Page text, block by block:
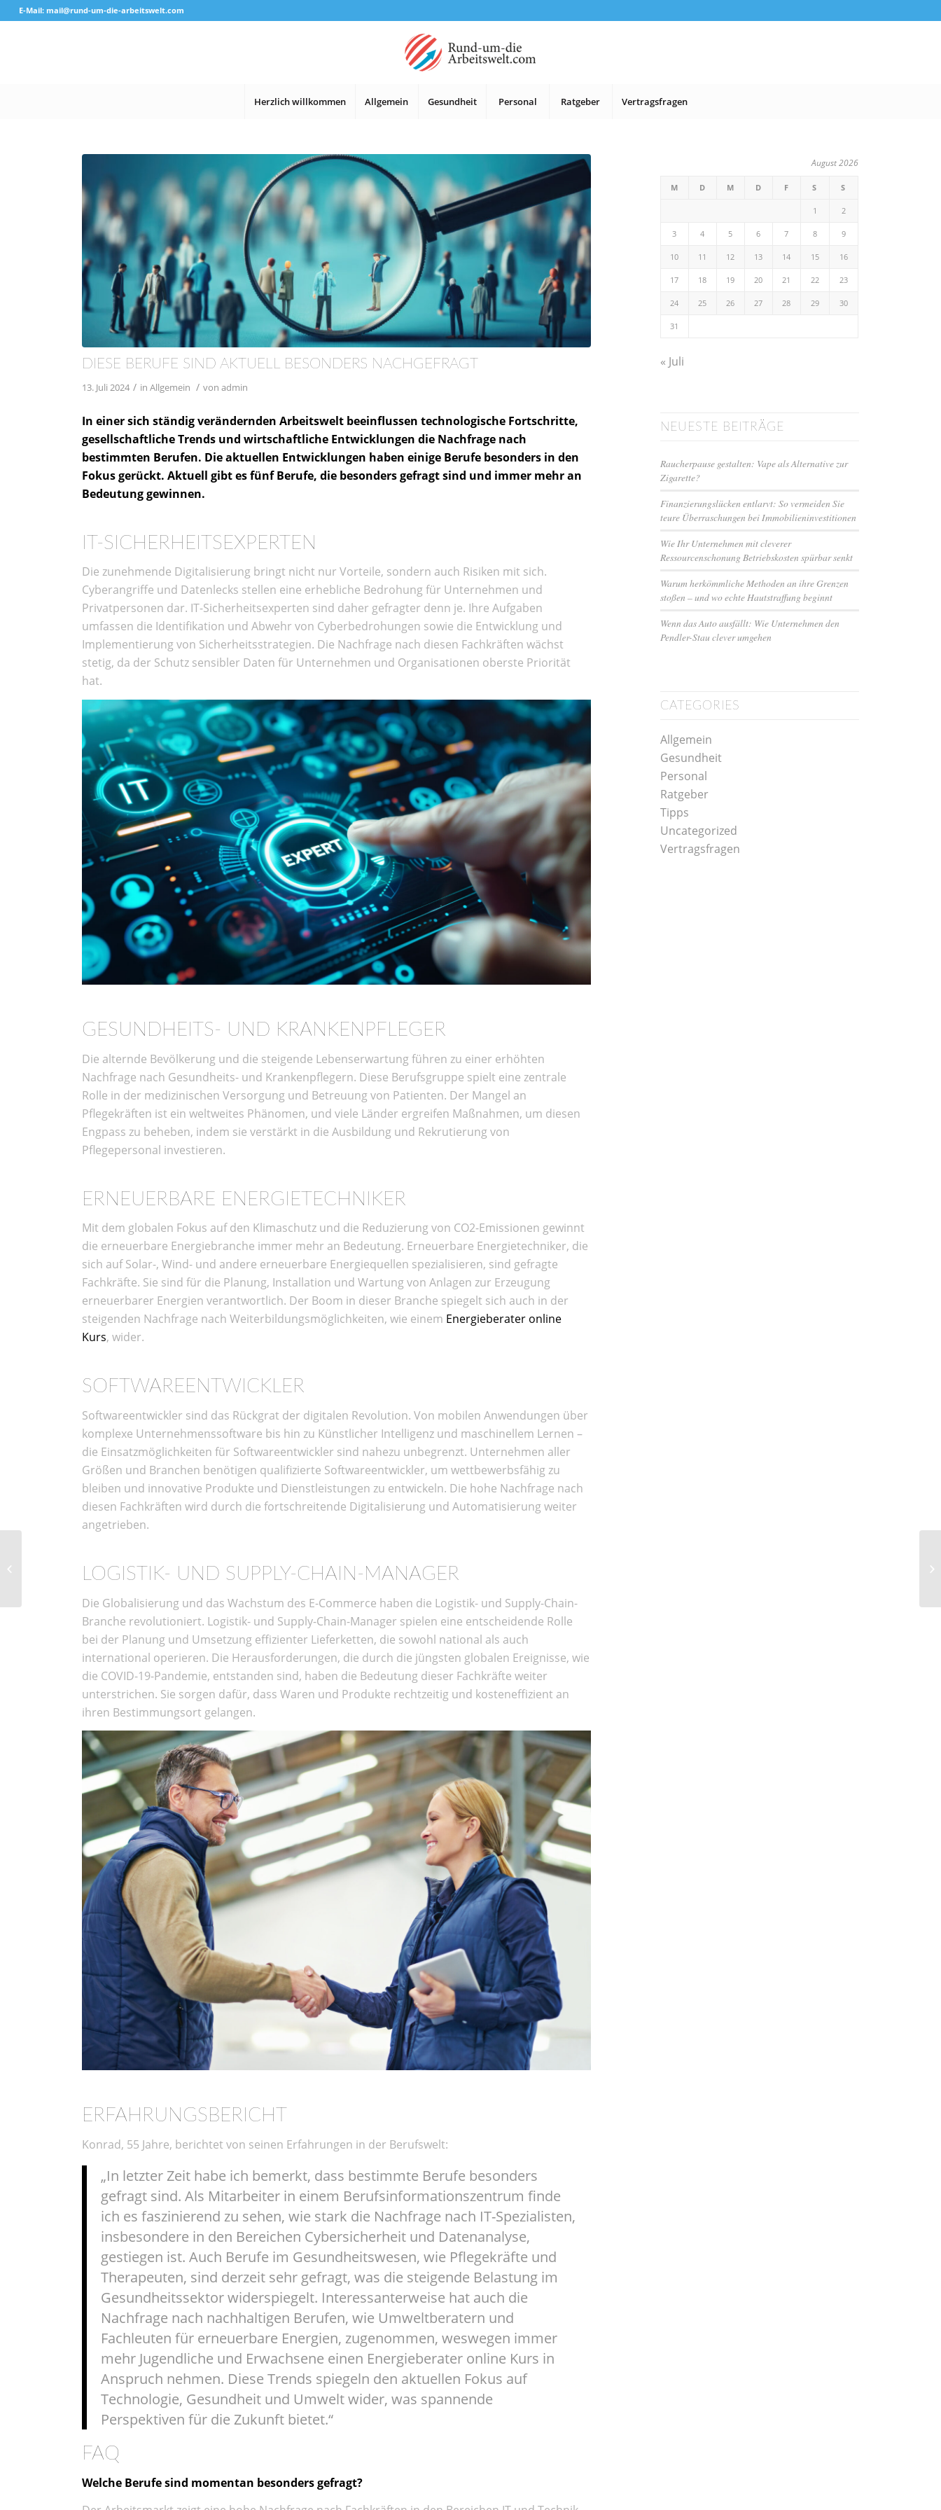
E-Mail: mail@rund-um-die-arbeitswelt.com
Herzlich willkommen Allgemein Gesundheit Personal Ratgeber Vertragsfragen
DIESE BERUFE SIND AKTUELL BESONDERS NACHGEFRAGT
13. Juli 2024 / inAllgemein / vonadmin
In einer sich ständig verändernden Arbeitswelt beeinflussen technologische Fortschritte,
gesellschaftliche Trends und wirtschaftliche Entwicklungen die Nachfrage nach
bestimmten Berufen. Die aktuellen Entwicklungen haben einige Berufe besonders in den
Fokus gerückt. Aktuell gibt es fünf Berufe, die besonders gefragt sind und immer mehr an
Bedeutung gewinnen.
IT-SICHERHEITSEXPERTEN
Die zunehmende Digitalisierung bringt nicht nur Vorteile, sondern auch Risiken mit sich.
Cyberangriffe und Datenlecks stellen eine erhebliche Bedrohung für Unternehmen und
Privatpersonen dar. IT-Sicherheitsexperten sind daher gefragter denn je. Ihre Aufgaben
umfassen die Identifikation und Abwehr von Cyberbedrohungen sowie die Entwicklung und
Implementierung von Sicherheitsstrategien. Die Nachfrage nach diesen Fachkräften wächst
stetig, da der Schutz sensibler Daten für Unternehmen und Organisationen oberste Priorität
hat.
GESUNDHEITS- UND KRANKENPFLEGER
Die alternde Bevölkerung und die steigende Lebenserwartung führen zu einer erhöhten
Nachfrage nach Gesundheits- und Krankenpflegern. Diese Berufsgruppe spielt eine zentrale
Rolle in der medizinischen Versorgung und Betreuung von Patienten. Der Mangel an
Pflegekräften ist ein weltweites Phänomen, und viele Länder ergreifen Maßnahmen, um diesen
Engpass zu beheben, indem sie verstärkt in die Ausbildung und Rekrutierung von
Pflegepersonal investieren.
ERNEUERBARE ENERGIETECHNIKER
Mit dem globalen Fokus auf den Klimaschutz und die Reduzierung von CO2-Emissionen gewinnt
die erneuerbare Energiebranche immer mehr an Bedeutung. Erneuerbare Energietechniker, die
sich auf Solar-, Wind- und andere erneuerbare Energiequellen spezialisieren, sind gefragte
Fachkräfte. Sie sind für die Planung, Installation und Wartung von Anlagen zur Erzeugung
erneuerbarer Energien verantwortlich. Der Boom in dieser Branche spiegelt sich auch in der
steigenden Nachfrage nach Weiterbildungsmöglichkeiten, wie einem Energieberater online
Kurs, wider.
SOFTWAREENTWICKLER
Softwareentwickler sind das Rückgrat der digitalen Revolution. Von mobilen Anwendungen über
komplexe Unternehmenssoftware bis hin zu Künstlicher Intelligenz und maschinellem Lernen –
die Einsatzmöglichkeiten für Softwareentwickler sind nahezu unbegrenzt. Unternehmen aller
Größen und Branchen benötigen qualifizierte Softwareentwickler, um wettbewerbsfähig zu
bleiben und innovative Produkte und Dienstleistungen zu entwickeln. Die hohe Nachfrage nach
diesen Fachkräften wird durch die fortschreitende Digitalisierung und Automatisierung weiter
angetrieben.
LOGISTIK- UND SUPPLY-CHAIN-MANAGER
Die Globalisierung und das Wachstum des E-Commerce haben die Logistik- und Supply-Chain-
Branche revolutioniert. Logistik- und Supply-Chain-Manager spielen eine entscheidende Rolle
bei der Planung und Umsetzung effizienter Lieferketten, die sowohl national als auch
international operieren. Die Herausforderungen, die durch die jüngsten globalen Ereignisse, wie
die COVID-19-Pandemie, entstanden sind, haben die Bedeutung dieser Fachkräfte weiter
unterstrichen. Sie sorgen dafür, dass Waren und Produkte rechtzeitig und kosteneffizient an
ihren Bestimmungsort gelangen.
ERFAHRUNGSBERICHT
Konrad, 55 Jahre, berichtet von seinen Erfahrungen in der Berufswelt:
„In letzter Zeit habe ich bemerkt, dass bestimmte Berufe besonders
gefragt sind. Als Mitarbeiter in einem Berufsinformationszentrum finde
ich es faszinierend zu sehen, wie stark die Nachfrage nach IT-Spezialisten,
insbesondere in den Bereichen Cybersicherheit und Datenanalyse,
gestiegen ist. Auch Berufe im Gesundheitswesen, wie Pflegekräfte und
Therapeuten, sind derzeit sehr gefragt, was die steigende Belastung im
Gesundheitssektor widerspiegelt. Interessanterweise hat auch die
Nachfrage nach nachhaltigen Berufen, wie Umweltberatern und
Fachleuten für erneuerbare Energien, zugenommen, weswegen immer
mehr Jugendliche und Erwachsene einen Energieberater online Kurs in
Anspruch nehmen. Diese Trends spiegeln den aktuellen Fokus auf
Technologie, Gesundheit und Umwelt wider, was spannende
Perspektiven für die Zukunft bietet.“
FAQ
Welche Berufe sind momentan besonders gefragt?
August 2026
M D M D F S S
1 2
3 4 5 6 7 8 9
10 11 12 13 14 15 16
17 18 19 20 21 22 23
24 25 26 27 28 29 30
31
« Juli
NEUESTE BEITRÄGE
Raucherpause gestalten: Vape als Alternative zur
Zigarette?
Finanzierungslücken entlarvt: So vermeiden Sie
teure Überraschungen bei Immobilieninvestitionen
Wie Ihr Unternehmen mit cleverer
Ressourcenschonung Betriebskosten spürbar senkt
Warum herkömmliche Methoden an ihre Grenzen
stoßen – und wo echte Hautstraffung beginnt
Wenn das Auto ausfällt: Wie Unternehmen den
Pendler-Stau clever umgehen
CATEGORIES
Allgemein
Gesundheit
Personal
Ratgeber
Tipps
Uncategorized
Vertragsfragen
Weiterbildungen mit